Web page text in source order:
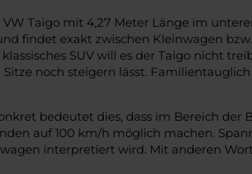
Taigo mit 4,27 Meter Länge im
findet exakt zwischen Kleinwagen
SUV will es der Taigo nicht
noch steigern lässt.
bedeutet dies, dass im Bereich der
auf 100 km/h möglich machen.
interpretiert wird. Mit anderen